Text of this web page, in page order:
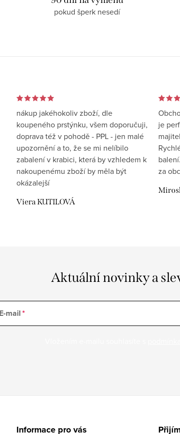
pokud šperk nesedí
nákup jakéhokoliv zboží, dle
koupeného prstýnku, všem doporučuji,
doprava též v pohodě - PPL - jen malé
upozornění a to, že se mi nelíbilo
zabalení v krabici, která by vzhledem k
nakoupenému zboží by měla být
okázalejší
Viera KUTILOVÁ
je
za
Aktuální novinky a
E-mail
Informace pro vás